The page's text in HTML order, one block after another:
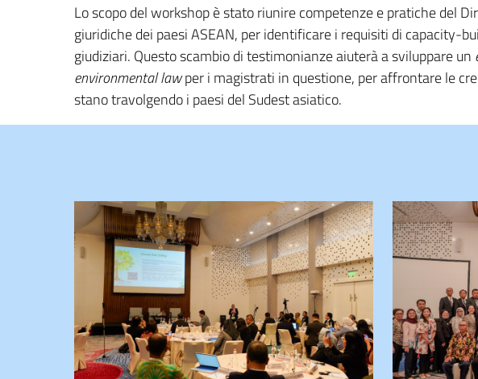
Lo scopo del workshop è stato riunire competenze e pratiche del
giuridiche dei paesi ASEAN, per identificare i requisiti di capacity-
giudiziari. Questo scambio di testimonianze aiuterà a sviluppare un
environmental lawper i magistrati in questione, per affrontare le
stano travolgendo i paesi del Sudest asiatico.